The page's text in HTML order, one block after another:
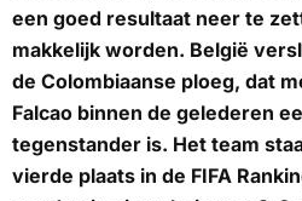
een goed resultaat neer te
makkelijk worden. België
de Colombiaanse ploeg, dat
Falcao binnen de gelederen
tegenstander is. Het team
vierde plaats in de FIFA